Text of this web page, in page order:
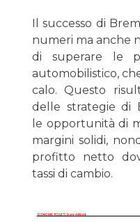
Il successo di
numeri ma anche
di superare le
automobilistico,
calo. Questo
delle strategie di
le opportunità di
margini solidi,
profitto netto
tassi di cambio.